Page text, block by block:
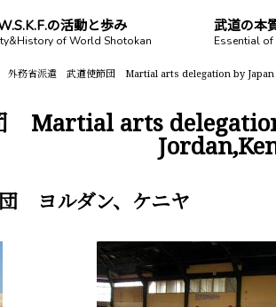
の活動と歩み
of World Shotokan
武道の本
Essential of
外務省派遣 武道使節団 Martial arts delegation by
Martial arts
ヨルダン、ケニヤ